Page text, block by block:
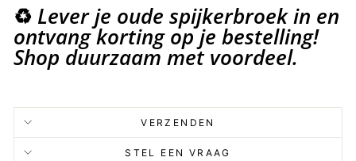
♻️ Lever je oude spijkerbroek in en
ontvang korting op je bestelling!
Shop duurzaam met voordeel.
VERZENDEN
STEL EEN VRAAG